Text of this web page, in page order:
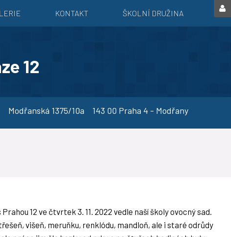
KONTAKT ŠKOLNÍ DRUŽINA
12
Modřanská 1375/10a 143 00 Praha 4 - Modřany
12 ve čtvrtek 3. 11. 2022 vedle naší školy ovocný sad.
višeň, meruňku, renklódu, mandloň, ale i staré odrůdy